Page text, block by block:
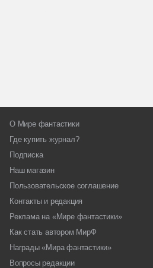
О Мире фантастики
Где купить журнал?
Подписка
Наш магазин
Пользовательское соглашение
Контакты и редакция
Реклама на «Мире фантастики»
Как стать автором МирФ
Награды «Мира фантастики»
Вопросы редакции